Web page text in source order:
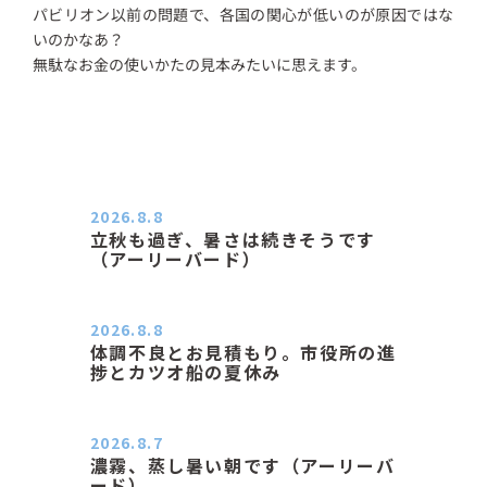
パビリオン以前の問題で、各国の関心が低いのが原因ではな
いのかなあ？
無駄なお金の使いかたの見本みたいに思えます。
立秋も過ぎ、暑さは続きそうです
（アーリーバード）
2026.8.8
体調不良とお見積もり。市役所の進
捗とカツオ船の夏休み
2026.8.8
濃霧、蒸し暑い朝です（アーリーバ
2026.8.7